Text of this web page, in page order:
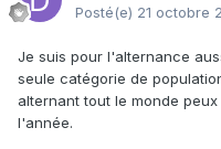
Posté(e) 21 octobre
Je suis pour l'alternance
seule catégorie de
alternant tout le monde
l'année.